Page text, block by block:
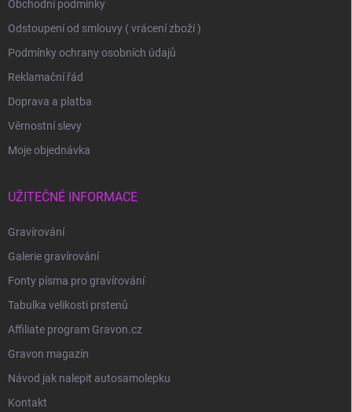
Obchodní podmínky
Odstoupení od smlouvy ( vrácení zboží )
Podmínky ochrany osobních údajů
Reklamační řád
Doprava a platba
Věrnostní slevy
Moje objednávka
UŽITEČNÉ INFORMACE
Gravírování
Galerie gravírování
Fonty písma pro gravírování
Tabulka velikosti prstenů
Affiliate program Gravon.cz
Gravon magazín
Návod jak nalepit autosamolepku
Kontakt